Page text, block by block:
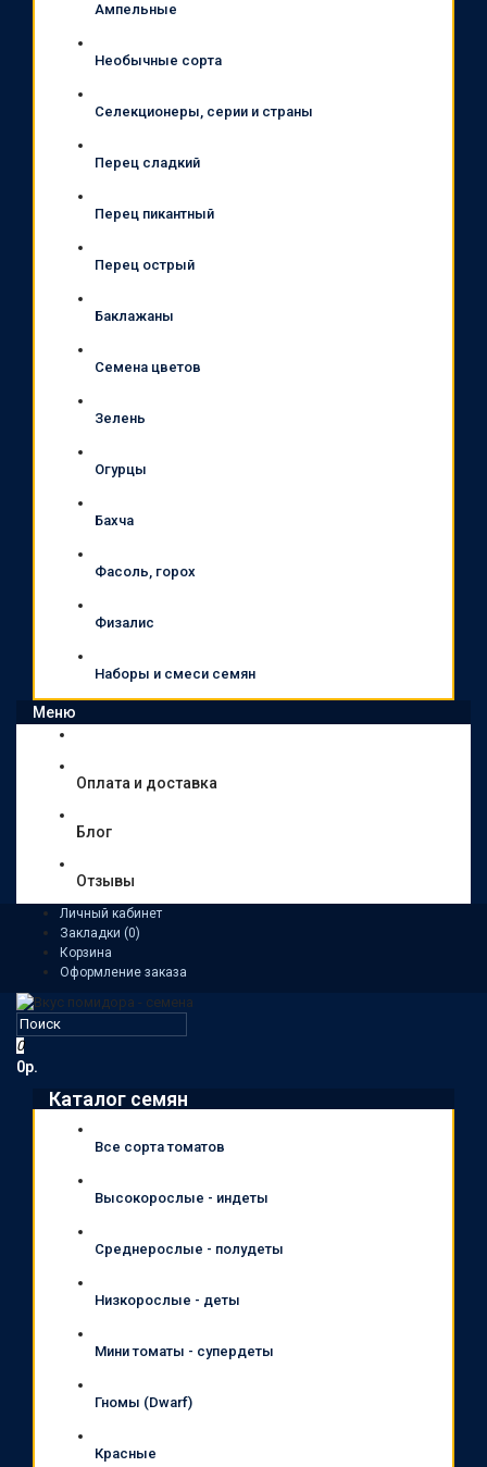
Ампельные
Необычные сорта
Селекционеры, серии и страны
Перец сладкий
Перец пикантный
Перец острый
Баклажаны
Семена цветов
Зелень
Огурцы
Бахча
Фасоль, горох
Физалис
Наборы и смеси семян
Меню
Оплата и доставка
Блог
Отзывы
Личный кабинет
Закладки (0)
Корзина
Оформление заказа
0
0р.
Каталог семян
Все сорта томатов
Высокорослые - индеты
Среднерослые - полудеты
Низкорослые - деты
Мини томаты - супердеты
Гномы (Dwarf)
Красные